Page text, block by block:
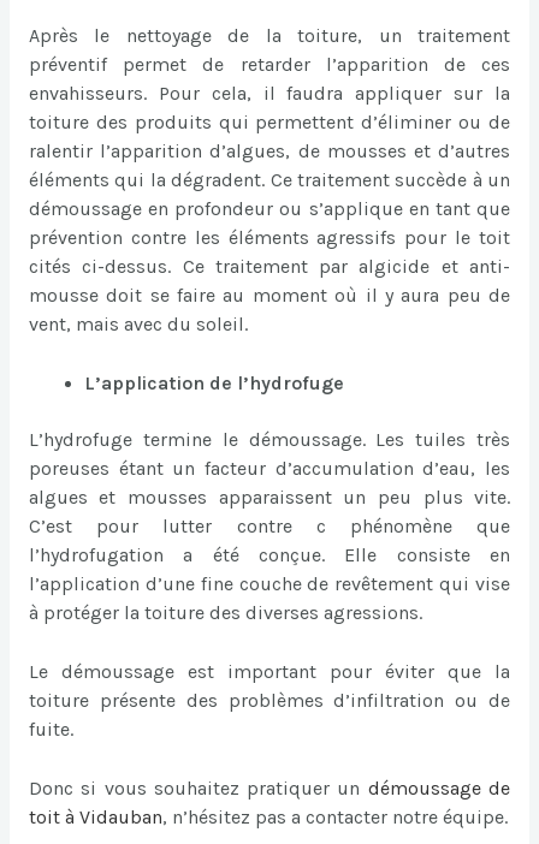
Après le nettoyage de la toiture, un traitement
préventif permet de retarder l’apparition de ces
envahisseurs. Pour cela, il faudra appliquer sur la
toiture des produits qui permettent d’éliminer ou de
ralentir l’apparition d’algues, de mousses et d’autres
éléments qui la dégradent. Ce traitement succède à un
démoussage en profondeur ou s’applique en tant que
prévention contre les éléments agressifs pour le toit
cités ci-dessus. Ce traitement par algicide et anti-
mousse doit se faire au moment où il y aura peu de
vent, mais avec du soleil.
L’application de l’hydrofuge
L’hydrofuge termine le démoussage. Les tuiles très
poreuses étant un facteur d’accumulation d’eau, les
algues et mousses apparaissent un peu plus vite.
C’est pour lutter contre c phénomène que
l’hydrofugation a été conçue. Elle consiste en
l’application d’une fine couche de revêtement qui vise
à protéger la toiture des diverses agressions.
Le démoussage est important pour éviter que la
toiture présente des problèmes d’infiltration ou de
fuite.
Donc si vous souhaitez pratiquer un démoussage de
toit à Vidauban, n’hésitez pas a contacter notre équipe.